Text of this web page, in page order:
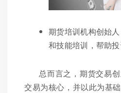
期货培训机构创始
和技能培训，帮助投
总而言之，期货交易
交易为核心，并以此为基